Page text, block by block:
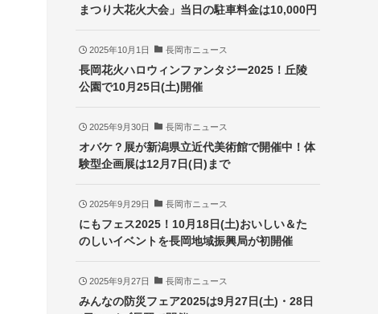
まつり大花火大会」当日の駐車料金は10,000円
2025年10月1日 長岡市ニュース
長岡花火ハロウィンファンタジー2025！丘陵
公園で10月25日(土)開催
2025年9月30日 長岡市ニュース
オバケ？展が新潟県立近代美術館で開催中！体
験型企画展は12月7日(日)まで
2025年9月29日 長岡市ニュース
にもフェス2025！10月18日(土)おいしい＆た
のしいイベントを長岡地域振興局が初開催
2025年9月27日 長岡市ニュース
みんなの防災フェア2025は9月27日(土)・28日